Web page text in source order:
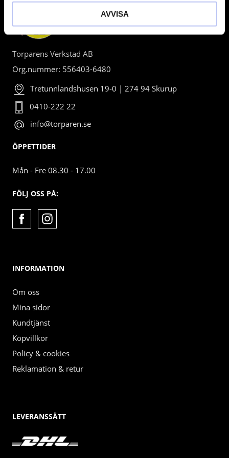
AVVISA
Torparens Verkstad AB
Org.nummer: 556403-6480
Tretunnlandshusen 19-0 | 274 94 Skurup
0410-222 22
info@torparen.se
ÖPPETTIDER
Mån - Fre 08.30 - 17.00
FÖLJ OSS PÅ:
INFORMATION
Om oss
Mina sidor
Kundtjänst
Köpvillkor
Policy & cookies
Reklamation & retur
LEVERANSSÄTT